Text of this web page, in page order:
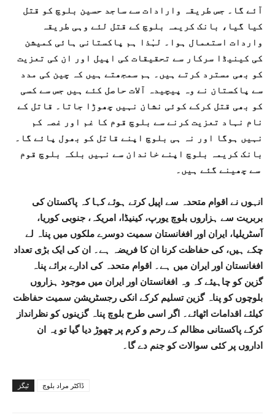
آئے گا۔ جس طریقہ وارادات سے ساجد حسین بلوچ کو قتل
کیا گیا، بانک کریمہ بلوچ کے قتل لئے وہی طریقہ
واردات استعمال ہوا۔ لہٰذا ہم پاکستانی ہائی کمیشن
کی کینیڈا سرکار سے تحقیقات کی اپیل اور ان کی تعزیت
کو بھی مسترد کرتے ہیں۔ ہم سمجھتے ہیں کہ چین کی مدد
سے پاکستان نے وہ پیچیدہ آلات حاصل کئے ہیں جس سے کسی
کو بھی قتل کرکے کوئی نشان نہیں چھوڑا جاتا۔ قاتل کے
نام نہاد تعزیت کرنے سے بلوچ قوم کا غم اور غصہ کم
نہیں ہوگا اور نہ ہی بلوچ اپنے قاتل کو بھول پائے گا۔
بانک کریمہ بلوچ اپنے خاندان سے نہیں بلکہ بلوچ قوم
انہوں نے اقوام متحدہ سے اپیل کرتے ہوئے کہا کہ پاکستان کی
بربریت سے ہزاروں بلوچ یورپ، کینیڈا، امریکہ، جنوبی کوریا،
آسٹریلیا، ایران اور افغانستان سمیت دوسرے ملکوں میں پناہ لے
چکے ہیں، کی حفاظت کرنا ان کا فریضہ ہے۔ ان کی ایک بڑی تعداد
افغانستان اور ایران میں ہے۔ اقوام متحدہ کی ادارے برائے پناہ
گزین کو چاہیئے کہ وہ افغانستان اور ایران میں موجود ہزاروں
بلوچوں کو پناہ گزین تسلیم کرکے انکی رجسٹریشن سمیت حفاظت
کیلئے اقدامات اٹھائے۔ اگر اسی طرح بلوچ پناہ گزینوں کو نظرانداز
کرکے پاکستانی مظالم کے رحم و کرم پر چھوڑ دیا گیا تو یہ ان
اداروں پر کئی سوالات کو جنم دے گا۔
ٹیگز ڈاکٹر مراد بلوچ